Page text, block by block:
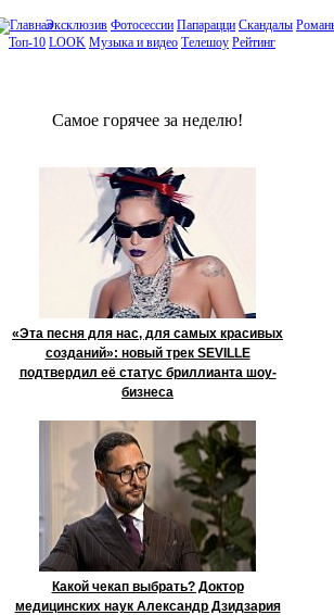
Эксклюзив Фотосессии Папарацци Скандалы
Топ-10 LOOK Музыка и видео Телешоу Рейтинг
Сaмое гoрячее за неделю!
«Эта песня для нас, для самых красивых
созданий»: новый трек SEVILLE
подтвердил её статус бриллианта шоу-
бизнеса
Какой чекап выбрать? Доктор
медицинских наук Александр Дзидзария